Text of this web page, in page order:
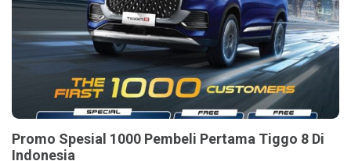
Promo Spesial 1000 Pembeli Pertama Tiggo 8 Di
Indonesia